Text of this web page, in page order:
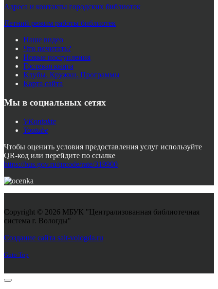
Адреса и контакты городских библиотек
Летний режим работы библиотек
Наше видео
Что почитать?
Новые поступления
Гостевая книга
Клубы. Кружки. Программы
Карта сайта
Мы в социальных сетях
VKontakte
Youtube
Чтобы оценить условия предоставления услуг используйте
QR-код или перейдите по ссылке
https://bus.gov.ru/qrcode/rate/319900
Copyright © 2026 МБУК "Централизованная библиотечная
система г. Вологды"
Создание сайта sait-vologda.ru
Goto Top